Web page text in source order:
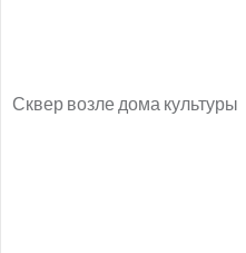
Сквер возле дома культуры